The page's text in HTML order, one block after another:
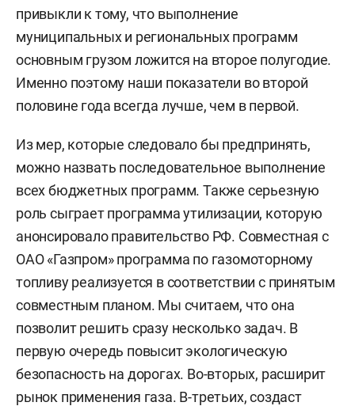
привыкли к тому, что выполнение
муниципальных и региональных программ
основным грузом ложится на второе полугодие.
Именно поэтому наши показатели во второй
половине года всегда лучше, чем в первой.
Из мер, которые следовало бы предпринять,
можно назвать последовательное выполнение
всех бюджетных программ. Также серьезную
роль сыграет программа утилизации, которую
анонсировало правительство РФ. Совместная с
ОАО «Газпром» программа по газомоторному
топливу реализуется в соответствии с принятым
совместным планом. Мы считаем, что она
позволит решить сразу несколько задач. В
первую очередь повысит экологическую
безопасность на дорогах. Во-вторых, расширит
рынок применения газа. В-третьих, создаст